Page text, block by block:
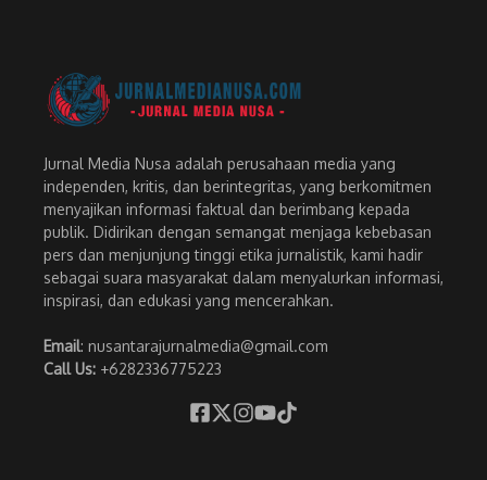
Jurnal Media Nusa adalah perusahaan media yang
independen, kritis, dan berintegritas, yang berkomitmen
menyajikan informasi faktual dan berimbang kepada
publik. Didirikan dengan semangat menjaga kebebasan
pers dan menjunjung tinggi etika jurnalistik, kami hadir
sebagai suara masyarakat dalam menyalurkan informasi,
inspirasi, dan edukasi yang mencerahkan.
Email: nusantarajurnalmedia@gmail.com
Call Us: +6282336775223